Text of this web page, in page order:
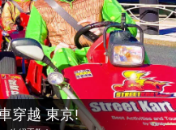
東京灣
大阪
穿越 東京!